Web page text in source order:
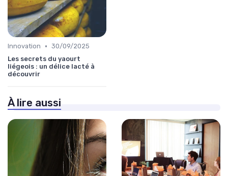
Innovation • 30/09/2025
Les secrets du yaourt
liégeois : un délice lacté à
découvrir
À lire aussi